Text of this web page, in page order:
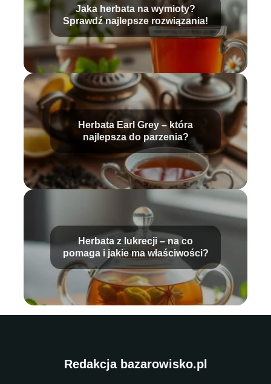
Jaka herbata na wymioty?
Sprawdź najlepsze rozwiązania!
Herbata Earl Grey – która
najlepsza do parzenia?
Herbata z lukrecji – na co
pomaga i jakie ma właściwości?
Redakcja bazarowisko.pl